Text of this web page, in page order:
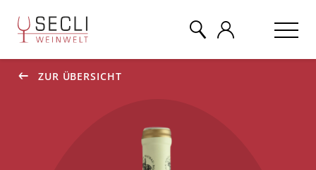
ZUR ÜBERSICHT